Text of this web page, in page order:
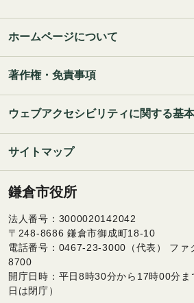
ホームページについて
著作権・免責事項
ウェブアクセシビリティに関する基
サイトマップ
鎌倉市役所
法人番号：3000020142042
〒248-8686 鎌倉市御成町18-10
電話番号：0467-23-3000（代表） ファ
8700
開庁日時：平日8時30分から17時00分
日は閉庁）